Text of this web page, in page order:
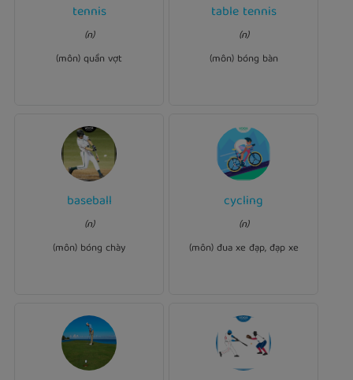
tennis
(n)
(môn) quần vợt
Ví dụ:
I usually play
tennis
table tennis
(n)
(môn) bóng bàn
Ví dụ:
I am watching a
baseball
(n)
(môn) bóng chày
Ví dụ:
Jake never played
cycling
(n)
(môn) đua xe đạp, đạp xe
Ví dụ:
We did a lot of